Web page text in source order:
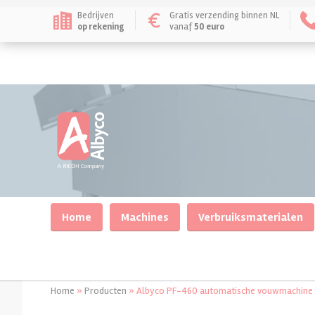
Bedrijven
op rekening
Gratis verzending binnen NL
vanaf50 euro
Home Machines Verbruiksmaterialen
Home » Producten » Albyco PF-460 automatische